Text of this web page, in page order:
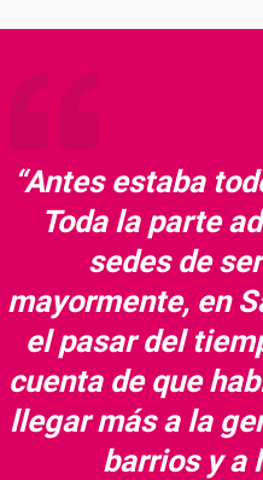
“Antes estaba
Toda la parte
sedes de
mayormente, en
el pasar del
cuenta de que
llegar más a la
barrios y a